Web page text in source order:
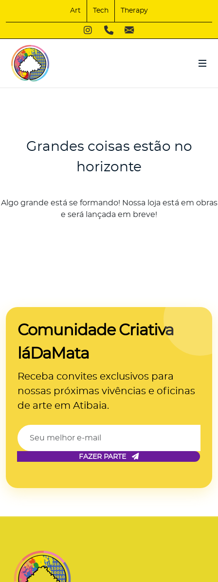
Art Tech Therapy
Grandes coisas estão no
horizonte
Algo grande está se formando! Nossa loja está em obras
e será lançada em breve!
Comunidade Criativa
láDaMata
Receba convites exclusivos para
nossas próximas vivências e oficinas
de arte em Atibaia.
FAZER PARTE